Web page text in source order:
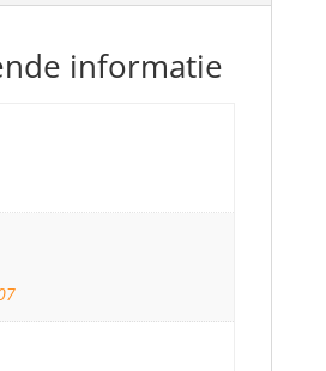
informatie